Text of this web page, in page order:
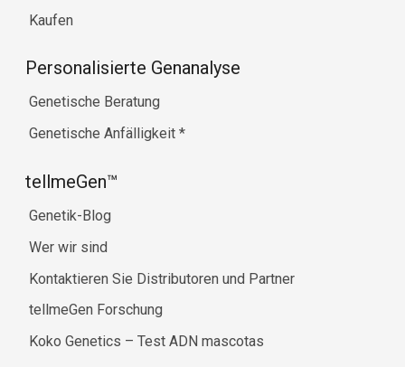
Kaufen
Personalisierte Genanalyse
Genetische Beratung
Genetische Anfälligkeit *
tellmeGen™
Genetik-Blog
Wer wir sind
Kontaktieren Sie Distributoren und Partner
tellmeGen Forschung
Koko Genetics – Test ADN mascotas